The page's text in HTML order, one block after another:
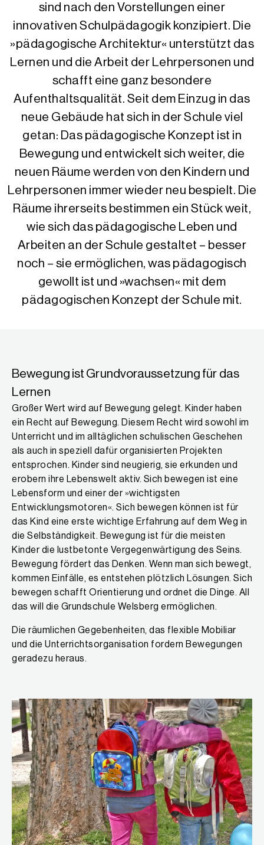
sind nach den Vorstellungen einer
innovativen Schulpädagogik konzipiert. Die
»pädagogische Architektur« unterstützt das
Lernen und die Arbeit der Lehrpersonen und
schafft eine ganz besondere
Aufenthaltsqualität. Seit dem Einzug in das
neue Gebäude hat sich in der Schule viel
getan: Das pädagogische Konzept ist in
Bewegung und entwickelt sich weiter, die
neuen Räume werden von den Kindern und
Lehrpersonen immer wieder neu bespielt. Die
Räume ihrerseits bestimmen ein Stück weit,
wie sich das pädagogische Leben und
Arbeiten an der Schule gestaltet – besser
noch – sie ermöglichen, was pädagogisch
gewollt ist und »wachsen« mit dem
pädagogischen Konzept der Schule mit.
Bewegung ist Grundvoraussetzung für das
Lernen
Großer Wert wird auf Bewegung gelegt. Kinder haben
ein Recht auf Bewegung. Diesem Recht wird sowohl im
Unterricht und im alltäglichen schulischen Geschehen
als auch in speziell dafür organisierten Projekten
entsprochen. Kinder sind neugierig, sie erkunden und
erobern ihre Lebenswelt aktiv. Sich bewegen ist eine
Lebensform und einer der »wichtigsten
Entwicklungsmotoren«. Sich bewegen können ist für
das Kind eine erste wichtige Erfahrung auf dem Weg in
die Selbständigkeit. Bewegung ist für die meisten
Kinder die lustbetonte Vergegenwärtigung des Seins.
Bewegung fördert das Denken. Wenn man sich bewegt,
kommen Einfälle, es entstehen plötzlich Lösungen. Sich
bewegen schafft Orientierung und ordnet die Dinge. All
das will die Grundschule Welsberg ermöglichen.
Die räumlichen Gegebenheiten, das flexible Mobiliar
und die Unterrichtsorganisation fordern Bewegungen
geradezu heraus.